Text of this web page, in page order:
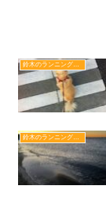
鈴木のランニング日記
鈴木のランニング日記